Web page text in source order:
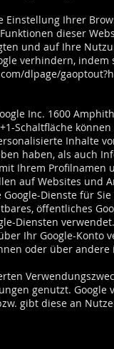
Ihrer
dieser
und auf Ihre
verhindern,
dlpage/
Inc. 1600
Schaltfläche
Inhalte
haben, als auch
Ihrem Profilnamen
auf Websites und
Dienste für
öffentliches
Diensten
Ihr Google-Konto
oder über
genutzt.
gibt diese an